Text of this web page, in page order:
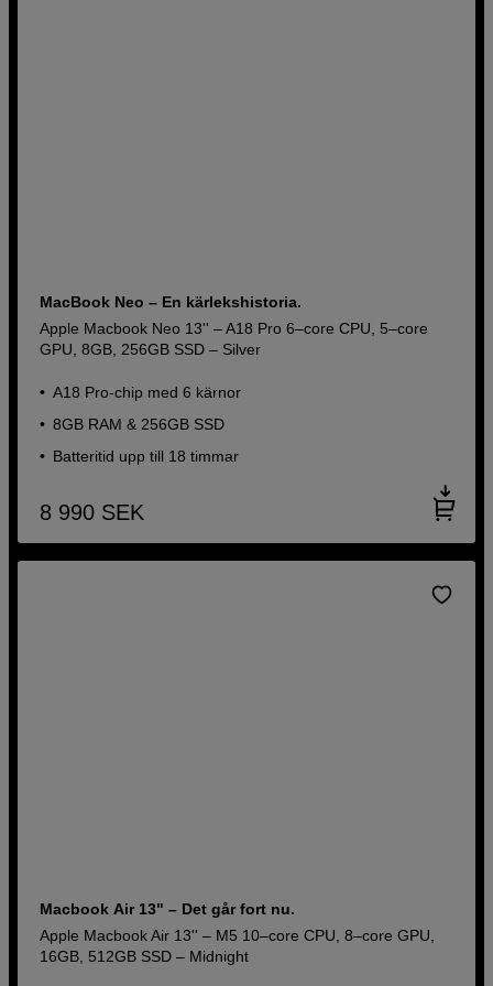
MacBook Neo – En kärlekshistoria.
Apple Macbook Neo 13'' – A18 Pro 6–core CPU, 5–core
GPU, 8GB, 256GB SSD – Silver
A18 Pro-chip med 6 kärnor
8GB RAM & 256GB SSD
Batteritid upp till 18 timmar
8 990 SEK
Macbook Air 13" – Det går fort nu.
Apple Macbook Air 13'' – M5 10–core CPU, 8–core GPU,
16GB, 512GB SSD – Midnight